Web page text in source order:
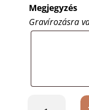
Megjegyzés
Gravírozásra